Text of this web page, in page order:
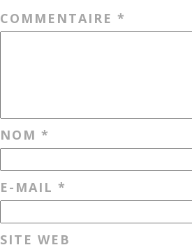
COMMENTAIRE *
NOM *
E-MAIL *
SITE WEB